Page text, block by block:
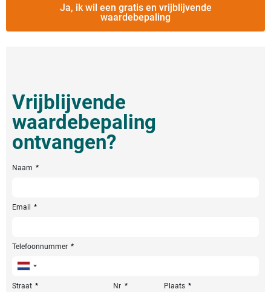
Ja, ik wil een gratis en vrijblijvende
waardebepaling
Vrijblijvende
waardebepaling
ontvangen?
Naam
Email
Telefoonnummer
Netherlands
+31
Straat Nr Plaats